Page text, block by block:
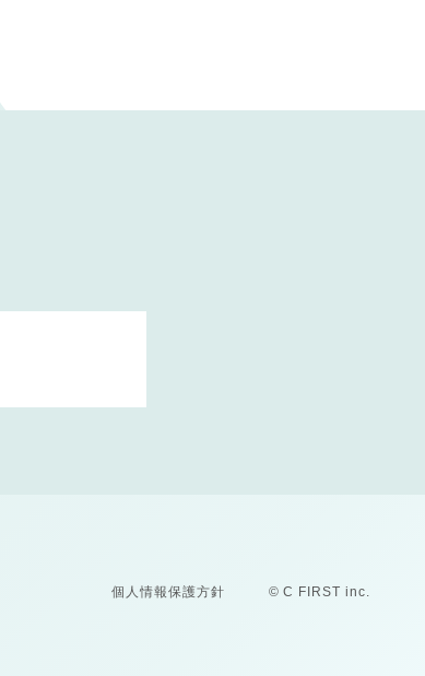
個人情報保護方針 © C FIRST inc.